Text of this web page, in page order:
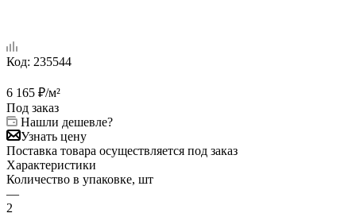
Код: 235544
6 165 ₽/м²
Под заказ
Нашли дешевле?
Узнать цену
Поставка товара осуществляется под заказ
Характеристики
Количество в упаковке, шт
—
2